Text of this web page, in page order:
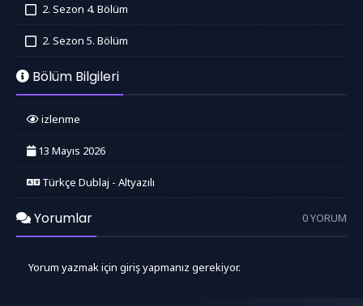
2. Sezon 4. Bölüm
2. Sezon 5. Bölüm
Bölüm Bilgileri
izlenme
13 Mayıs 2026
Türkçe Dublaj - Altyazılı
Yorumlar 0 YORUM
Yorum yazmak için giriş yapmanız gerekiyor.